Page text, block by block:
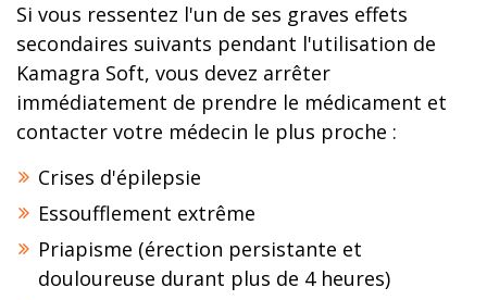
Si vous ressentez l'un de ses graves effets
secondaires suivants pendant l'utilisation de
Kamagra Soft, vous devez arrêter
immédiatement de prendre le médicament et
contacter votre médecin le plus proche :
Crises d'épilepsie
Essoufflement extrême
Priapisme (érection persistante et
douloureuse durant plus de 4 heures)